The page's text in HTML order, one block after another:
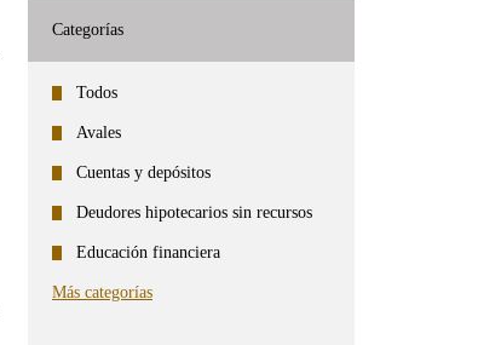
Categorías
Todos
Avales
Cuentas y depósitos
Deudores hipotecarios sin recursos
Educación financiera
Más categorías